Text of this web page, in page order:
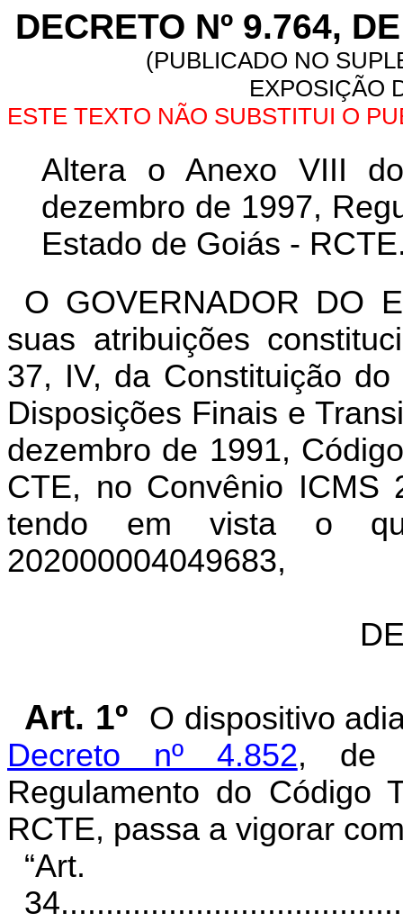
DECRETO Nº 9.764,
(PUBLICADO NO
EXPOSIÇÃO
ESTE TEXTO NÃO SUBSTITUI O
Altera o Anexo VIII
dezembro de 1997,
Estado de Goiás -
O GOVERNADOR DO
suas atribuições
37, IV, da Constituição
Disposições Finais e
dezembro de 1991,
CTE, no Convênio
tendo em vista o
202000004049683,
Art. 1º
O dispositivo
Decreto nº 4.852, de
Regulamento do Código
RCTE, passa a vigorar
“Art.
34